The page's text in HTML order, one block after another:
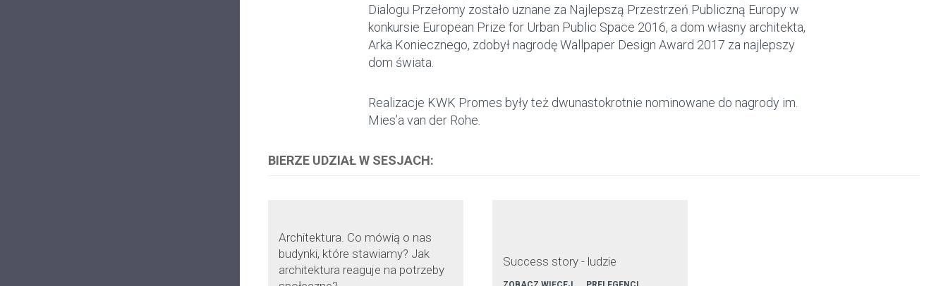
Dialogu Przełomy zostało uznane za Najlepszą Przestrzeń Publiczną Europy w
konkursie European Prize for Urban Public Space 2016, a dom własny architekta,
Arka Koniecznego, zdobył nagrodę Wallpaper Design Award 2017 za najlepszy
dom świata.
Realizacje KWK Promes były też dwunastokrotnie nominowane do nagrody im.
Mies’a van der Rohe.
BIERZE UDZIAŁ W SESJACH:
Architektura. Co mówią o nas
budynki, które stawiamy? Jak
architektura reaguje na potrzeby
Success story - ludzie